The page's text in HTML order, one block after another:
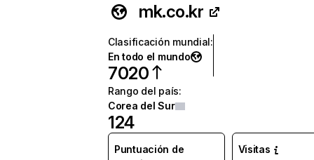
mk.co.kr
Clasificación mundial:
En todo el mundo
7020
Rango del país:
Corea del Sur
124
Puntuación de
Visitas